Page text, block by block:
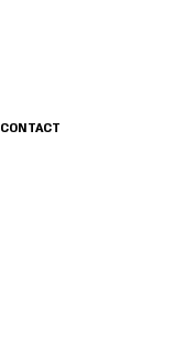
CONTACT